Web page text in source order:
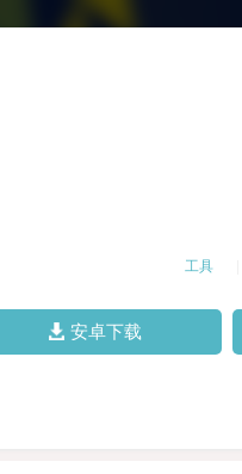
工具
安卓下载